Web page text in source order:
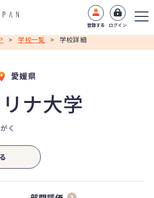
登録する ログイン
> 学校一覧 > 学校詳細
愛媛県
ナ大学
く